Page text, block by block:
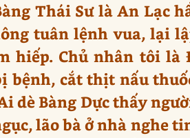
Thái Sư là An Lạc
tuân lệnh vua, lại
hiếp. Chủ nhân tôi
bệnh, cắt thịt nấu
dè Bàng Dực thấy
lão bà ở nhà nghe